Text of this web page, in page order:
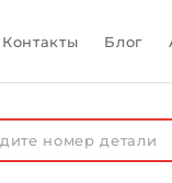
Контакты Блог